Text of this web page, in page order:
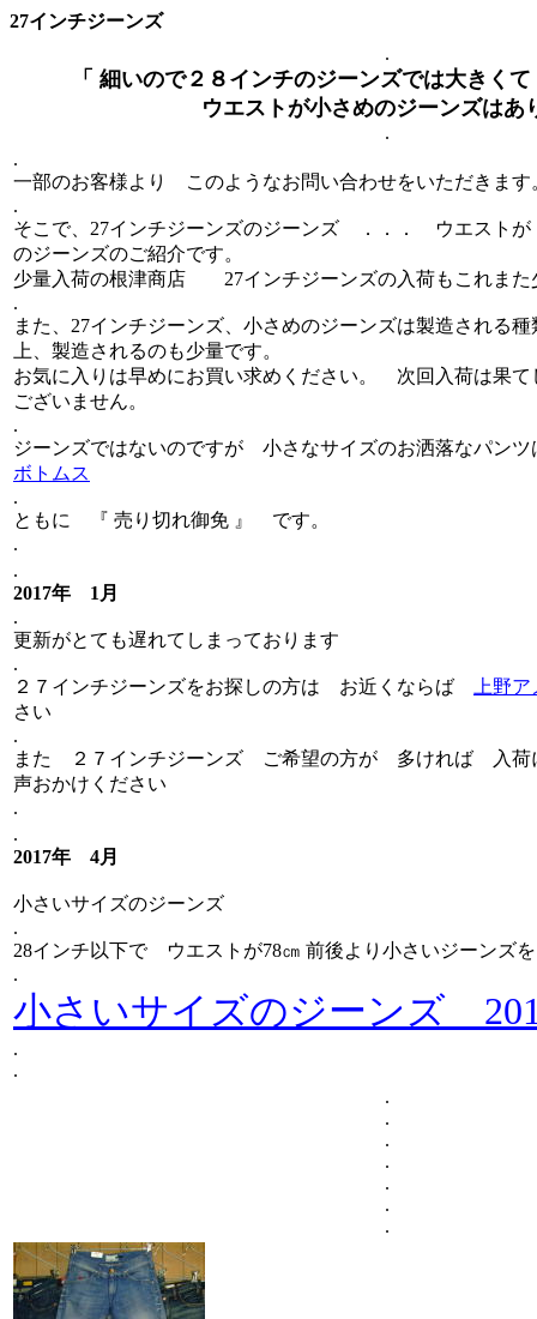
27インチジーンズ
.
「 細いので２８インチのジーンズでは
ウエストが小さめのジーンズはあり
.
.
一部のお客様より このようなお問い合わせをいただきます
.
そこで、27インチジーンズのジーンズ ．．． ウエスト
のジーンズのご紹介です。
少量入荷の根津商店 27インチジーンズの入荷もこれまた
.
また、27インチジーンズ、小さめのジーンズは製造される
上、製造されるのも少量です。
お気に入りは早めにお買い求めください。 次回入荷は果て
ございません。
.
ジーンズではないのですが 小さなサイズのお洒落なパ
ボトムス
.
ともに 『 売り切れ御免 』 です。
.
.
2017年 1月
.
更新がとても遅れてしまっております
.
２７インチジーンズをお探しの方は お近くならば
上野
さい
.
また ２７インチジーンズ ご希望の方が 多ければ 入荷
声おかけください
.
.
2017年 4月
小さいサイズのジーンズ
.
28インチ以下で ウエストが78㎝ 前後より小さいジーンズ
.
小さいサイズのジーンズ
.
.
.
.
.
.
.
.
.